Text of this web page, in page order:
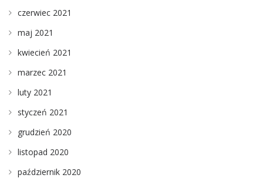
czerwiec 2021
maj 2021
kwiecień 2021
marzec 2021
luty 2021
styczeń 2021
grudzień 2020
listopad 2020
październik 2020